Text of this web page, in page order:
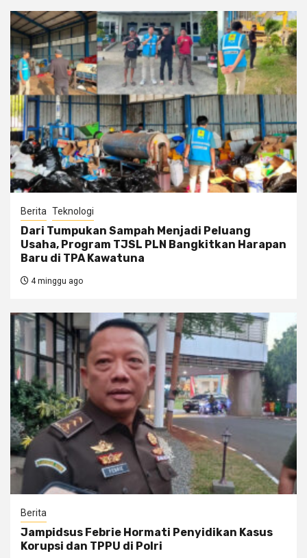
Berita Teknologi
Dari Tumpukan Sampah Menjadi Peluang
Usaha, Program TJSL PLN Bangkitkan Harapan
Baru di TPA Kawatuna
4 minggu ago
Berita
Jampidsus Febrie Hormati Penyidikan Kasus
Korupsi dan TPPU di Polri